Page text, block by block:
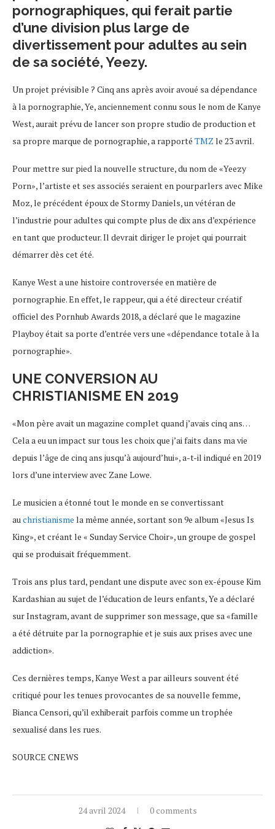
pornographiques, qui ferait partie
d’une division plus large de
divertissement pour adultes au sein
de sa société, Yeezy.
Un projet prévisible ? Cinq ans après avoir avoué sa dépendance
à la pornographie, Ye, anciennement connu sous le nom de Kanye
West, aurait prévu de lancer son propre studio de production et
sa propre marque de pornographie, a rapporté TMZ le 23 avril.
Pour mettre sur pied la nouvelle structure, du nom de «Yeezy
Porn», l’artiste et ses associés seraient en pourparlers avec Mike
Moz, le précédent époux de Stormy Daniels, un vétéran de
l’industrie pour adultes qui compte plus de dix ans d’expérience
en tant que producteur. Il devrait diriger le projet qui pourrait
démarrer dès cet été.
Kanye West a une histoire controversée en matière de
pornographie. En effet, le rappeur, qui a été directeur créatif
officiel des Pornhub Awards 2018, a déclaré que le magazine
Playboy était sa porte d’entrée vers une «dépendance totale à la
pornographie».
UNE CONVERSION AU
CHRISTIANISME EN 2019
«Mon père avait un magazine complet quand j’avais cinq ans…
Cela a eu un impact sur tous les choix que j’ai faits dans ma vie
depuis l’âge de cinq ans jusqu’à aujourd’hui», a-t-il indiqué en 2019
lors d’une interview avec Zane Lowe.
Le musicien a étonné tout le monde en se convertissant
auchristianisme la même année, sortant son 9e album «Jesus Is
King», et créant le « Sunday Service Choir», un groupe de gospel
qui se produisait fréquemment.
Trois ans plus tard, pendant une dispute avec son ex-épouse Kim
Kardashian au sujet de l’éducation de leurs enfants, Ye a déclaré
sur Instagram, avant de supprimer son message, que sa «famille
a été détruite par la pornographie et je suis aux prises avec une
addiction».
Ces dernières temps, Kanye West a par ailleurs souvent été
critiqué pour les tenues provocantes de sa nouvelle femme,
Bianca Censori, qu’il exhiberait parfois comme un trophée
sexualisé dans les rues.
SOURCE CNEWS
24 avril 2024 0 comments